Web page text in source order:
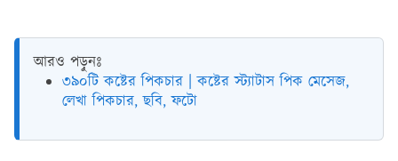
আরও পড়ুনঃ
৩৯০টি কষ্টের পিকচার | কষ্টের স্ট্যাটাস পিক মেসেজ,
লেখা পিকচার, ছবি, ফটো